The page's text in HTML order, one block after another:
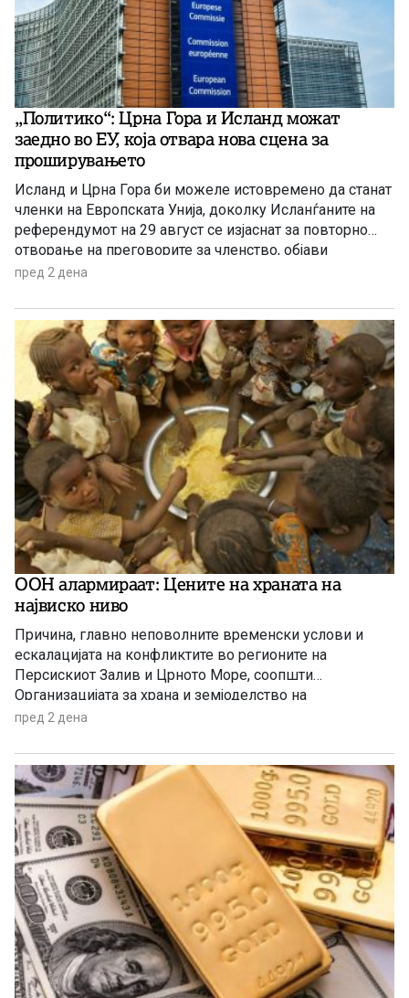
„Политико“: Црна Гора и Исланд можат
заедно во ЕУ, која отвара нова сцена за
проширувањето
Исланд и Црна Гора би можеле истовремено да станат
членки на Европската Унија, доколку Исланѓаните на
референдумот на 29 август се изјаснат за повторно
отворање на преговорите за членство, објави
„Политико“, повикувајќи се на европски претставници
пред 2 дена
ООН алармираат: Цените на храната на
највиско ниво
Причина, главно неповолните временски услови и
ескалацијата на конфликтите во регионите на
Персискиот Залив и Црното Море, соопшти
Организацијата за храна и земјоделство на
Обединетите нации (ФАО).
пред 2 дена